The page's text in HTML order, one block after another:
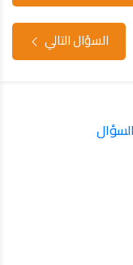
السؤال التالي